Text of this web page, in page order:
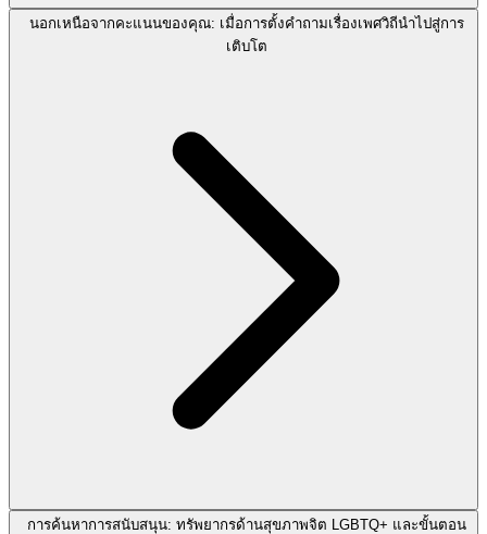
นอกเหนือจากคะแนนของคุณ: เมื่อการตั้งคำถามเรื่องเพศวิถีนำไปสู่การ
เติบโต
การค้นหาการสนับสนุน: ทรัพยากรด้านสุขภาพจิต LGBTQ+ และขั้นตอน